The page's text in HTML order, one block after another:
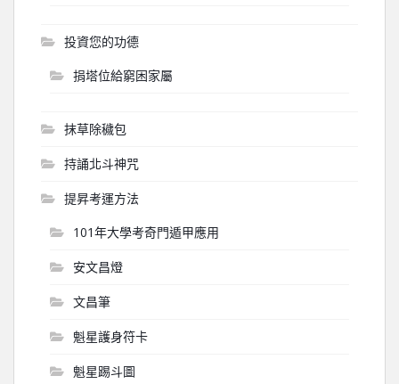
投資您的功德
捐塔位給窮困家屬
抹草除穢包
持誦北斗神咒
提昇考運方法
101年大學考奇門遁甲應用
安文昌燈
文昌筆
魁星護身符卡
魁星踢斗圖